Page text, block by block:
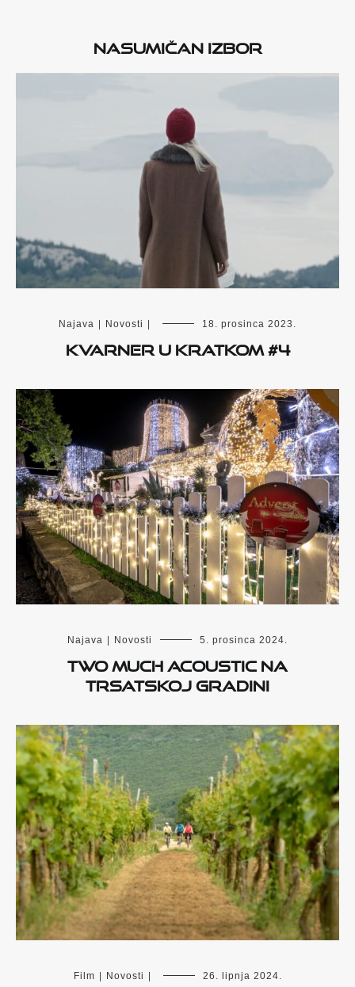
Nasumičan izbor
Najava Novosti 18. prosinca 2023.
Kvarner u kratkom #4
Najava Novosti 5. prosinca 2024.
Two Much Acoustic na
Trsatskoj gradini
Film Novosti 26. lipnja 2024.